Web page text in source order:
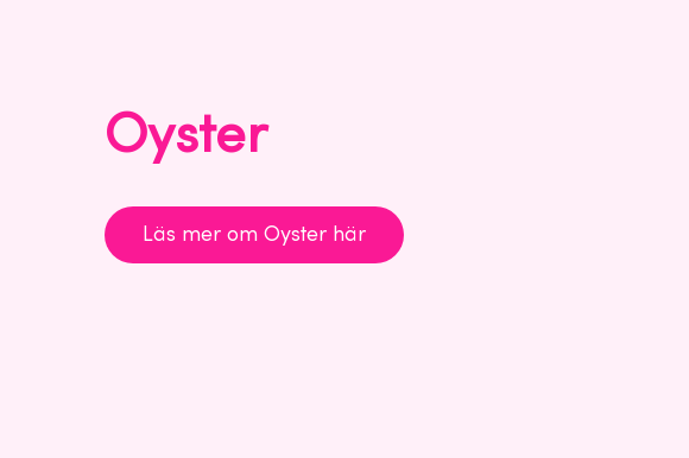
Oyster
Läs mer om Oyster här